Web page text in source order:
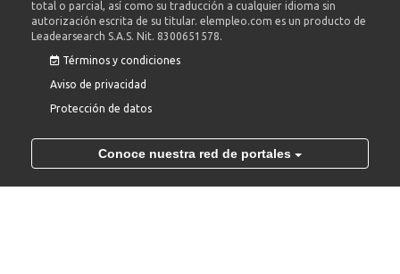
total o parcial, así como su traducción a cualquier idioma sin
autorización escrita de su titular. elempleo.com es un producto de
Leadearsearch S.A.S. Nit. 8300651578.
Términos y condiciones
Aviso de privacidad
Protección de datos
Conoce nuestra red de portales